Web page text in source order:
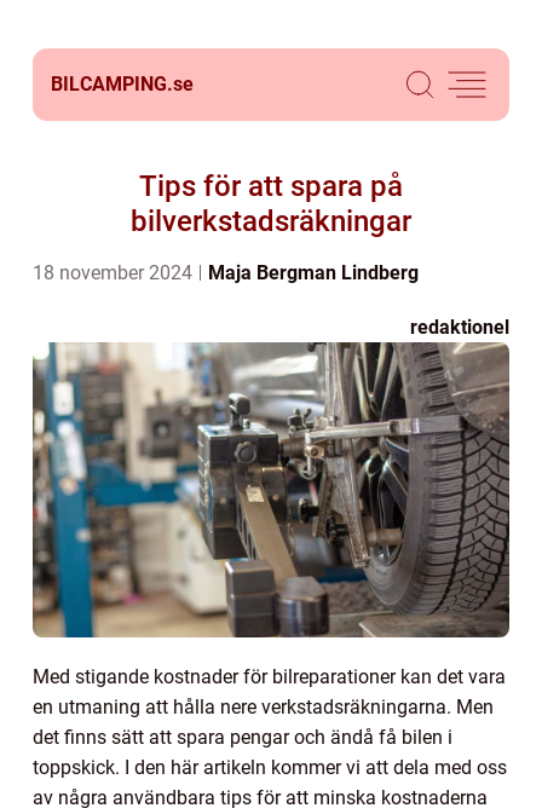
BILCAMPING.se
Tips för att spara på
bilverkstadsräkningar
18 november 2024 Maja Bergman Lindberg
redaktionel
Med stigande kostnader för bilreparationer kan det vara
en utmaning att hålla nere verkstadsräkningarna. Men
det finns sätt att spara pengar och ändå få bilen i
toppskick. I den här artikeln kommer vi att dela med oss
av några användbara tips för att minska kostnaderna